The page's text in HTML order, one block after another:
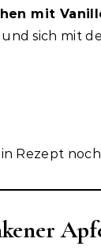
mit
sich mit
Rezept